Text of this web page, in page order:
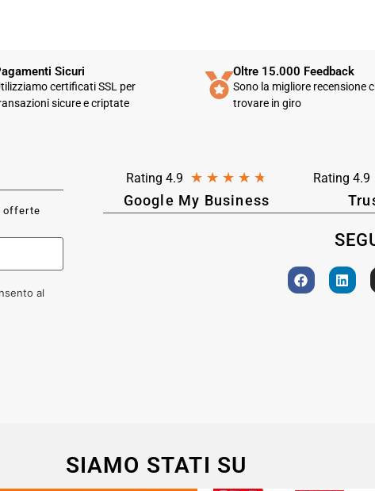
Sicuri
certificati SSL per
sicure e criptate
Oltre 15.000 Feedback
Sono la migliore recensione
trovare in giro
offerte
al
Rating 4.9 ★ ★ ★ ★ ★
Google My Business
Rating 4.9
SIAMO STATI SU